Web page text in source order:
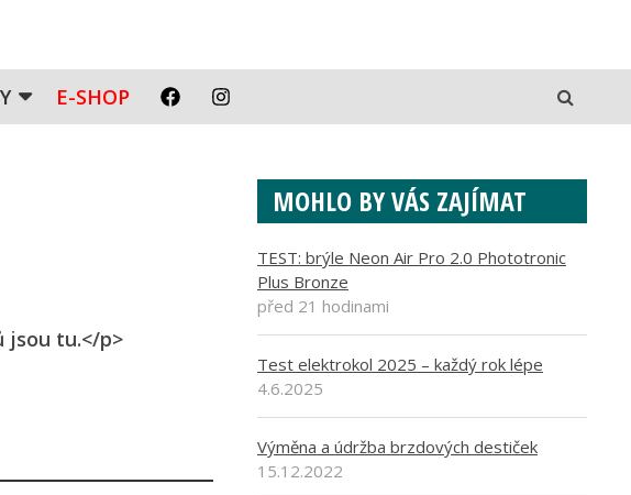
E-SHOP
jsou tu.</p>
MOHLO BY VÁS ZAJÍMAT
TEST: brýle Neon Air Pro 2.0 Phototronic
Plus Bronze
před 21 hodinami
Test elektrokol 2025 – každý rok lépe
4.6.2025
Výměna a údržba brzdových destiček
15.12.2022